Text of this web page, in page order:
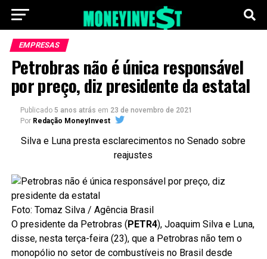
EMPRESAS
Petrobras não é única responsável
por preço, diz presidente da estatal
Publicado 5 anos atrás em 23 de novembro de 2021
Por Redação MoneyInvest
Silva e Luna presta esclarecimentos no Senado sobre
reajustes
Foto: Tomaz Silva / Agência Brasil
O presidente da Petrobras (PETR4), Joaquim Silva e Luna,
disse, nesta terça-feira (23), que a Petrobras não tem o
monopólio no setor de combustíveis no Brasil desde